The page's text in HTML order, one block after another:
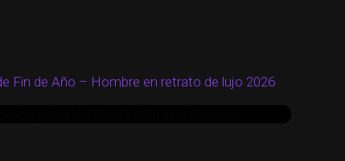
Fin de Año – Hombre en retrato de lujo 2026
que celebre la llegada del
y editorial. En el centro de la
con las mismas características